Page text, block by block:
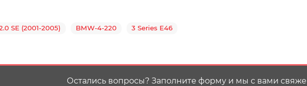
SE (2001-2005) BMW-4-220 3 Series E46
Остались вопросы? Заполните форму и мы с вами